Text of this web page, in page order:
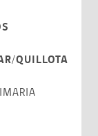
QUILLOTA